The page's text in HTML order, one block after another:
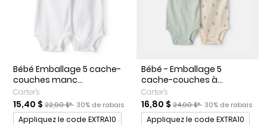
Bébé Emballage 5 cache-
couches manc...
Carter's
Prix de solde
15,40 $ Prix ​​de détail suggéré par le fabricant
22,00 $* Pourcentage de rabais
30% de rabais
Promotions
Appliquez le code EXTRA10
Bébé - Emballage 5
cache-couches à...
Carter's
Prix de solde
16,80 $ Prix ​​de détail suggéré par
24,00 $* Pourcentage de
30% de rabais
Promotions
Appliquez le code EXTRA10